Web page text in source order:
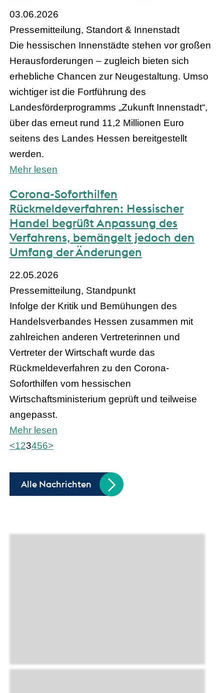
03.06.2026
Pressemitteilung, Standort & Innenstadt
Die hessischen Innenstädte stehen vor großen
Herausforderungen – zugleich bieten sich
erhebliche Chancen zur Neugestaltung. Umso
wichtiger ist die Fortführung des
Landesförderprogramms „Zukunft Innenstadt“,
über das erneut rund 11,2 Millionen Euro
seitens des Landes Hessen bereitgestellt
werden.
Mehr lesen
Corona-Soforthilfen
Rückmeldeverfahren: Hessischer
Handel begrüßt Anpassung des
Verfahrens, bemängelt jedoch den
Umfang der Änderungen
22.05.2026
Pressemitteilung, Standpunkt
Infolge der Kritik und Bemühungen des
Handelsverbandes Hessen zusammen mit
zahlreichen anderen Vertreterinnen und
Vertreter der Wirtschaft wurde das
Rückmeldeverfahren zu den Corona-
Soforthilfen vom hessischen
Wirtschaftsministerium geprüft und teilweise
angepasst.
Mehr lesen
<123456>
Alle Nachrichten